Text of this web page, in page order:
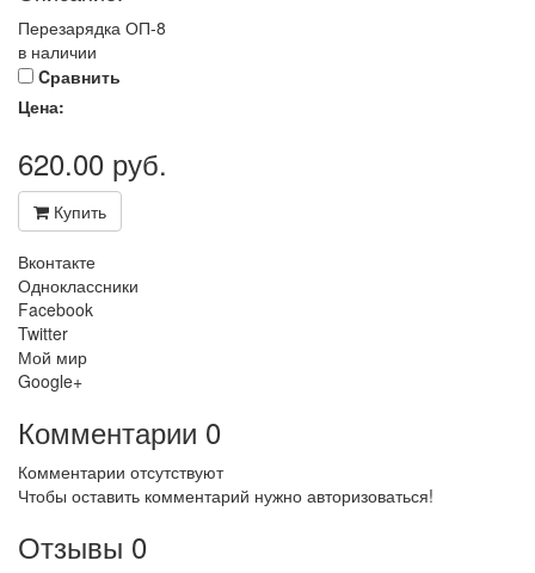
Перезарядка ОП-8
в наличии
Cравнить
Цена:
620.00 руб.
Купить
Вконтакте
Одноклассники
Facebook
Twitter
Мой мир
Google+
Комментарии 0
Комментарии отсутствуют
Чтобы оставить комментарий нужно авторизоваться!
Отзывы 0